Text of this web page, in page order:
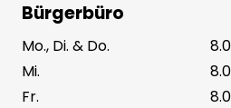
Bürgerbüro
Mo., Di. & Do.
Mi.
Fr.